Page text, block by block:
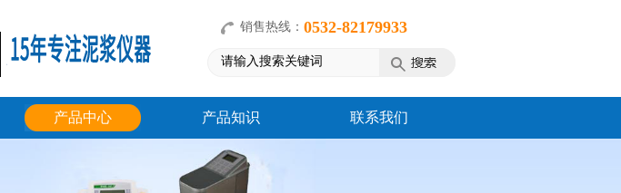
销售热线： 0532-82179933
产品中心 产品知识 联系我们